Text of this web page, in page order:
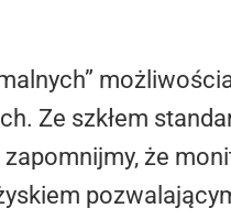
Ze szkłem
że